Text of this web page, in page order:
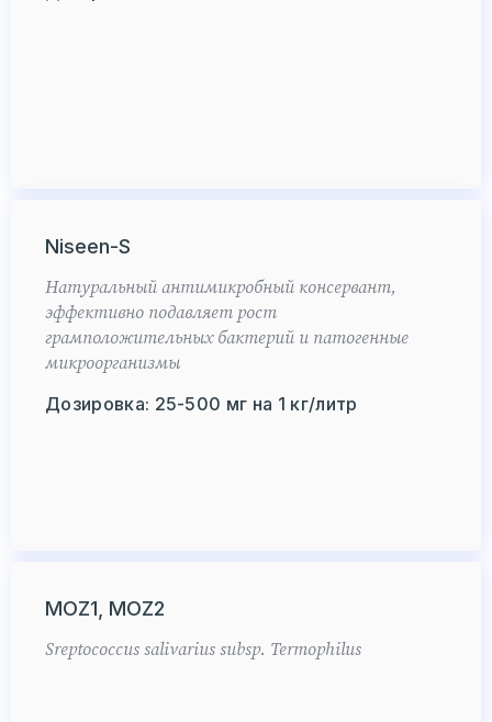
Niseen-S
Натуральный антимикробный консервант,
эффективно подавляет рост
грамположительных бактерий и патогенные
микроорганизмы
Дозировка: 25-500 мг на 1 кг/литр
MOZ1, MOZ2
Sreptococcus salivarius subsp. Termophilus